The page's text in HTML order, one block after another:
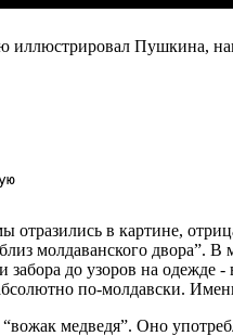
иллюстрировал Пушкина,
отразились в картине,
молдаванского двора”.
забора до узоров на одежде
по-молдавски.
“вожак медведя”. Оно